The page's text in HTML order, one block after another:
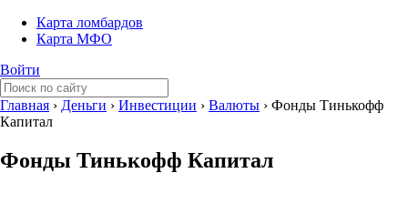
Карта ломбардов
Карта МФО
Войти
Главная › Деньги › Инвестиции › Валюты › Фонды Тинькофф
Капитал
Фонды Тинькофф Капитал